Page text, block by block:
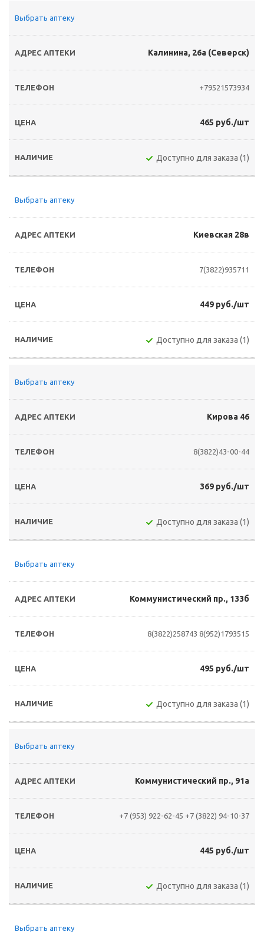
Выбрать аптеку
Калинина, 26а (Северск)
+79521573934
465 руб./шт
Доступно для заказа (1)
Выбрать аптеку
Киевская 28в
7(3822)935711
449 руб./шт
Доступно для заказа (1)
Выбрать аптеку
Кирова 46
8(3822)43-00-44
369 руб./шт
Доступно для заказа (1)
Выбрать аптеку
Коммунистический пр., 133б
8(3822)258743 8(952)1793515
495 руб./шт
Доступно для заказа (1)
Выбрать аптеку
Коммунистический пр., 91а
+7 (953) 922-62-45 +7 (3822) 94-10-37
445 руб./шт
Доступно для заказа (1)
Выбрать аптеку